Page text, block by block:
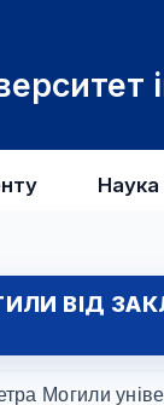
Наука
ВІД
Могили